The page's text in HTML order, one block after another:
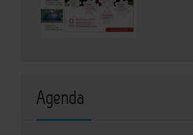
Agenda